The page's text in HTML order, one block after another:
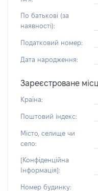
По батькові (за
наявності):
Податковий номер:
Дата народження:
Зареєстроване
Країна:
Поштовий індекс:
Місто, селище чи
село:
[Конфіденційна
Інформація]:
Номер будинку: